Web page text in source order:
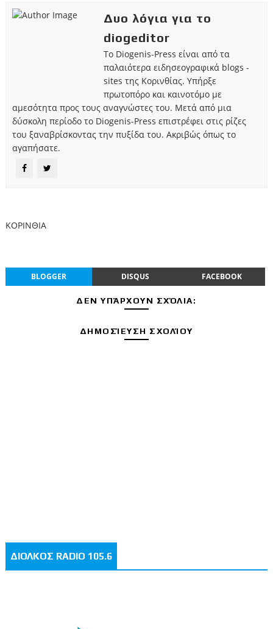
Δυο λόγια για το
diogeditor
Το Diogenis-Press είναι από τα
παλαιότερα ειδησεογραφικά blogs -
sites της Κορινθίας. Υπήρξε
πρωτοπόρο και καινοτόμο με
αμεσότητα προς τους αναγνώστες του. Μετά από μια
δύσκολη περίοδο το Diogenis-Press επιστρέφει στις ρίζες
του ξαναβρίσκοντας την πυξίδα του. Ακριβώς όπως το
αγαπήσατε.
ΚΟΡΙΝΘΙΑ
BLOGGER DISQUS FACEBOOK
ΔΕΝ ΥΠΆΡΧΟΥΝ ΣΧΌΛΙΑ:
ΔΗΜΟΣΊΕΥΣΗ ΣΧΟΛΊΟΥ
ΔΙΟΛΚΟΣ RADIO 105.6